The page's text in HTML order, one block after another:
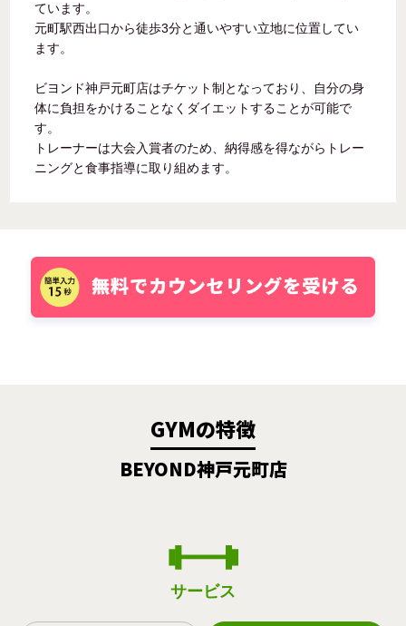
ています。
元町駅西出口から徒歩3分と通いやすい立地に位置してい
ます。
ビヨンド神戸元町店はチケット制となっており、自分の身
体に負担をかけることなくダイエットすることが可能で
す。
トレーナーは大会入賞者のため、納得感を得ながらトレー
ニングと食事指導に取り組めます。
GYMの特徴
BEYOND神戸元町店
サービス